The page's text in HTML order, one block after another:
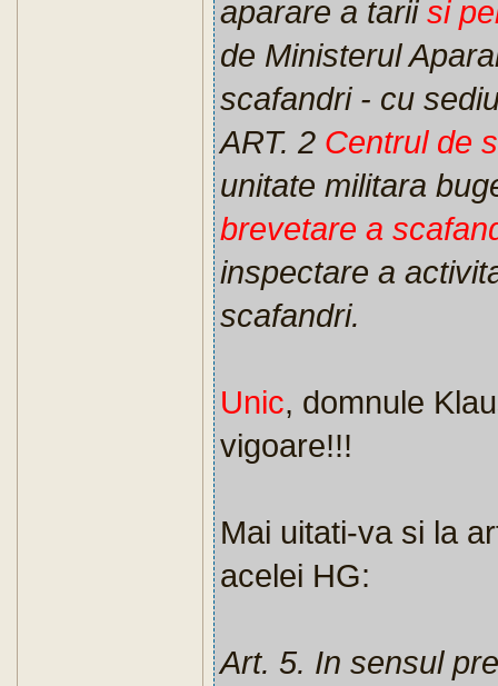
aparare a tarii si
de Ministerul
scafandri - cu
ART. 2 Centrul de
unitate militara
brevetare a
inspectare a
scafandri.
Unic, domnule
vigoare!!!
Mai uitati-va si la
acelei HG:
Art. 5. In sensul